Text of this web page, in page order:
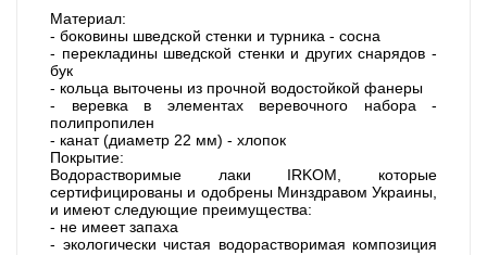
Материал:
- боковины шведской стенки и турника - сосна
- перекладины шведской стенки и других снарядов -
бук
- кольца выточены из прочной водостойкой фанеры
- веревка в элементах веревочного набора -
полипропилен
- канат (диаметр 22 мм) - хлопок
Покрытие:
Водорастворимые лаки IRKOM, которые
сертифицированы и одобрены Минздравом Украины,
и имеют следующие преимущества:
- не имеет запаха
- экологически чистая водорастворимая композиция